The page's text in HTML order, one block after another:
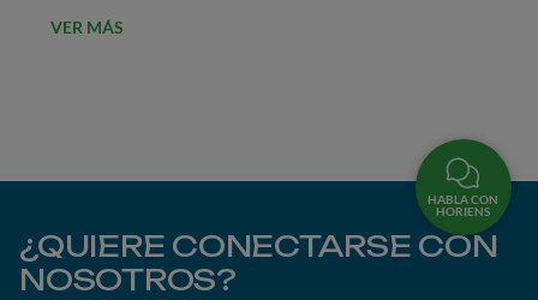
VER MÁS
HABLA CON
HORIENS
¿QUIERE CONECTARSE CON
NOSOTROS?